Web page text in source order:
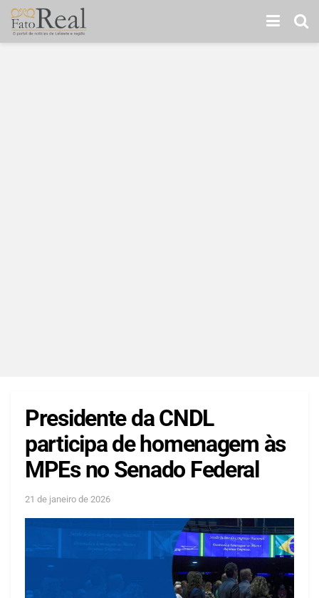
Presidente da CNDL
participa de homenagem às
MPEs no Senado Federal
21 de janeiro de 2026